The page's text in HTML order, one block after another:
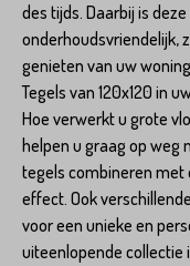
des tijds. Daarbij is
onderhoudsvriendelijk,
genieten van uw
Tegels van 120x120 in
Hoe verwerkt u grote
helpen u graag op weg
tegels combineren met
effect. Ook
voor een unieke en
uiteenlopende collectie